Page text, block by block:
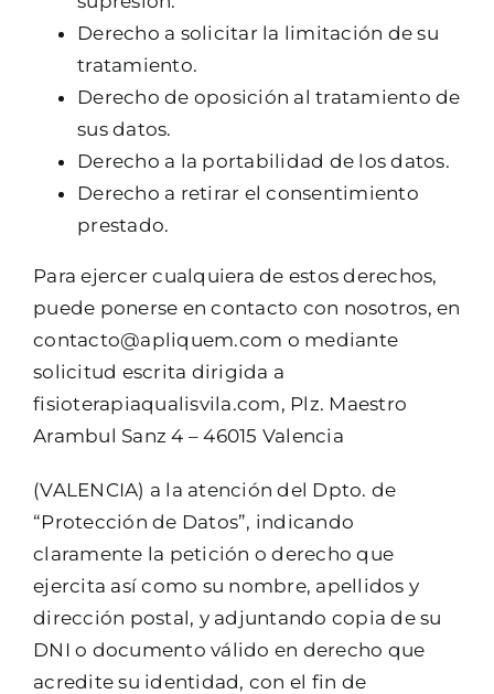
Derecho a solicitar la limitación de su
tratamiento.
Derecho de oposición al tratamiento de
sus datos.
Derecho a la portabilidad de los datos.
Derecho a retirar el consentimiento
prestado.
Para ejercer cualquiera de estos derechos,
puede ponerse en contacto con nosotros, en
contacto@apliquem.com o mediante
solicitud escrita dirigida a
fisioterapiaqualisvila.com, Plz. Maestro
Arambul Sanz 4 – 46015 Valencia
(VALENCIA) a la atención del Dpto. de
“Protección de Datos”, indicando
claramente la petición o derecho que
ejercita así como su nombre, apellidos y
dirección postal, y adjuntando copia de su
DNI o documento válido en derecho que
acredite su identidad, con el fin de